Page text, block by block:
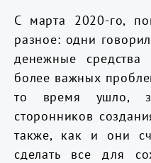
С марта 2020-го,
разное: одни
денежные
более важных
то время ушло,
сторонников
также, как и они
сделать все для